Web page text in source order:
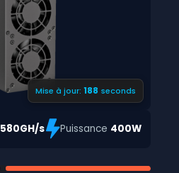
Mise à jour: 188 seconds
580GH/s Puissance 400W